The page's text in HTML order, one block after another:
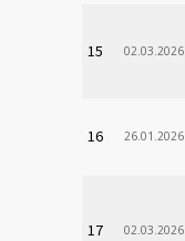
15 02.03.2026
16 26.01.2026
17 02.03.2026